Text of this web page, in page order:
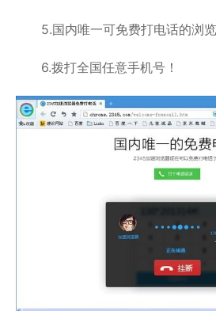
5.国内唯一可免费打电话的浏览
6.拨打全国任意手机号！